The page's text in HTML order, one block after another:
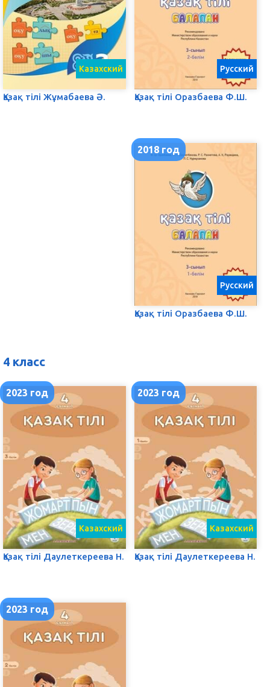
Қазақ тілі Жұмабаева Ә.
Казахский
Қазақ тілі Оразбаева Ф.Ш.
Русский
2018 год
Қазақ тілі Оразбаева Ф.Ш.
Русский
4 класс
2023 год
Қазақ тілі Даулеткереева Н.
Казахский
2023 год
Қазақ тілі Даулеткереева Н.
Казахский
2023 год